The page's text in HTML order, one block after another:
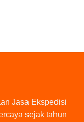
Jasa Ekspedisi
sejak tahun